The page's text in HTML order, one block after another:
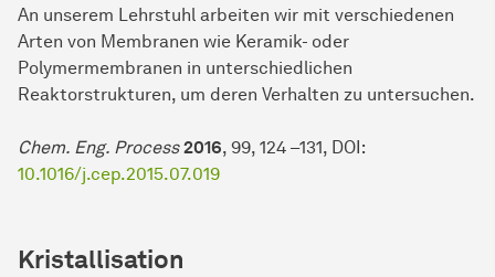
An unserem Lehrstuhl arbeiten wir mit verschiedenen
Arten von Membranen wie Keramik- oder
Polymermembranen in unterschiedlichen
Reaktorstrukturen, um deren Verhalten zu untersuchen.
Chem. Eng. Process 2016, 99, 124 –131, DOI:
10.1016/j.cep.2015.07.019
Kristallisation